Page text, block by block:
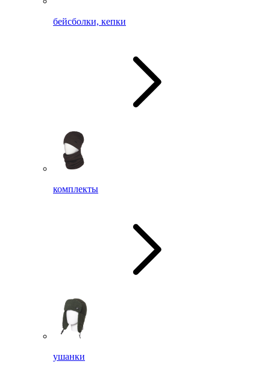
бейсболки, кепки
комплекты
ушанки